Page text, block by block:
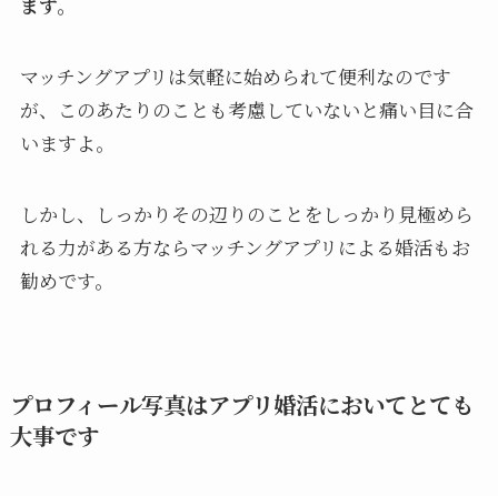
マッチングアプリは気軽に始められて便利なのです
が、このあたりのことも考慮していないと痛い目に合
いますよ。
しかし、しっかりその辺りのことをしっかり見極めら
れる力がある方ならマッチングアプリによる婚活もお
勧めです。
プロフィール写真はアプリ婚活においてとても
大事です